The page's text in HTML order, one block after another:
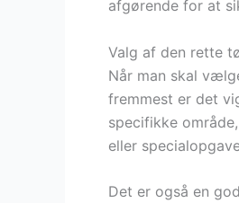
afgørende for at
Valg af den rette
Når man skal
fremmest er det
specifikke
eller
Det er også en